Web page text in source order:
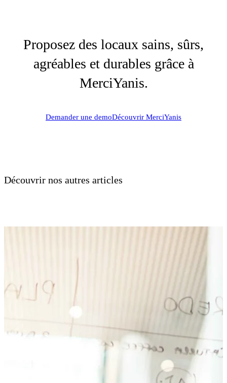
Proposez des locaux sains, sûrs,
agréables et durables grâce à
MerciYanis.
Demander une demoDécouvrir MerciYanis
Découvrir nos autres articles